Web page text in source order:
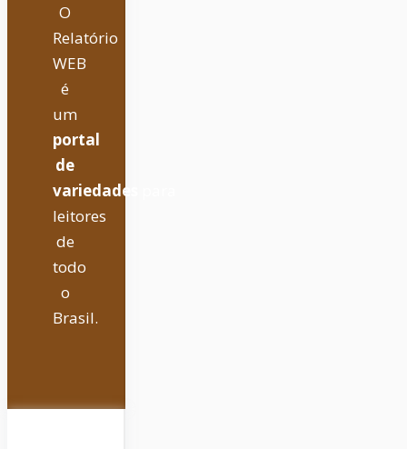
O
Relatório
WEB
é
um
portal
de
variedades
leitores
de
todo
o
Brasil.